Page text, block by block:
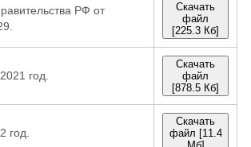
РФ от
Скачать
файл
[225.3 Кб]
год.
Скачать
файл
[878.5 Кб]
год.
Скачать
файл [11.4